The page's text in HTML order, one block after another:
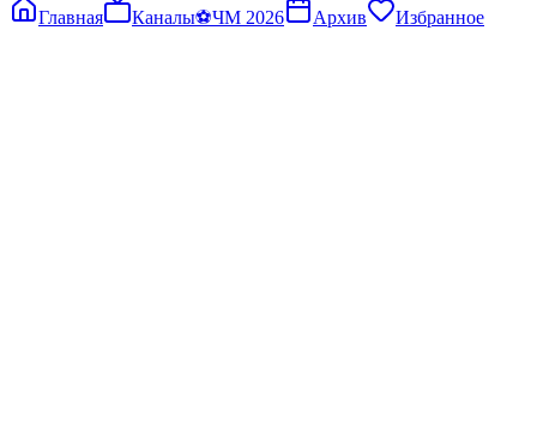
Главная
Каналы⚽ЧМ 2026 Архив Избранное